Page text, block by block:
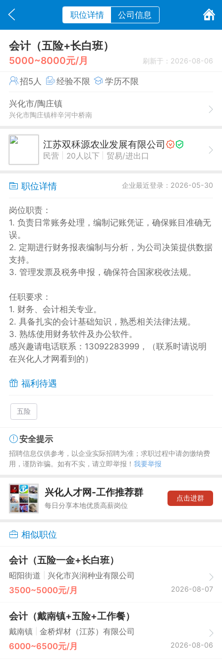
职位详情 公司信息
会计（五险+长白班）
5000~8000元/月 刷新于：2026-08-06
招5人 经验不限 学历不限
兴化市/陶庄镇
兴化市陶庄镇梓辛河中桥南
江苏双秝源农业发展有限公司
民营 20人以下 贸易/进出口
职位详情 企业最近登录：2026-05-30
岗位职责：
1. 负责日常账务处理，编制记账凭证，确保账目准确无
误。
2. 定期进行财务报表编制与分析，为公司决策提供数据
支持。
3. 管理发票及税务申报，确保符合国家税收法规。
任职要求：
1. 财务、会计相关专业。
2. 具备扎实的会计基础知识，熟悉相关法律法规。
3. 熟练使用财务软件及办公软件。
感兴趣请电话联系：13092283999，（联系时请说明
在兴化人才网看到的）
福利待遇
五险
安全提示
招聘信息仅供参考，以企业实际招聘为准；求职过程中请勿缴纳费
用，谨防诈骗。如有不实，请立即举报！ 我要举报
兴化人才网-工作推荐群
每日分享本地优质高薪岗位
点击进群
相似职位
会计（五险一金+长白班）
昭阳街道 兴化市兴润种业有限公司
3500~5000元/月 2026-08-07
会计（戴南镇+五险+工作餐）
戴南镇 金桥焊材（江苏）有限公司
6000~6500元/月 2026-08-06